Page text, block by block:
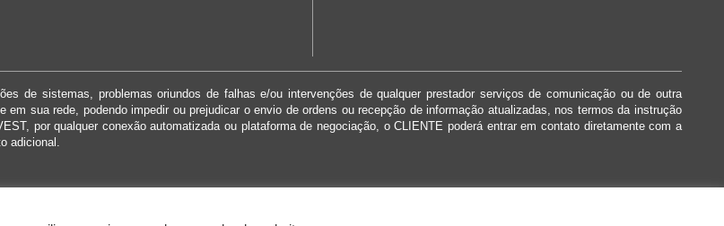
de sistemas, problemas oriundos de falhas e/ou intervenções de qualquer prestador serviços de comunicação ou de outra
sua rede, podendo impedir ou prejudicar o envio de ordens ou recepção de informação atualizadas, nos termos da instrução
por qualquer conexão automatizada ou plataforma de negociação, o CLIENTE poderá entrar em contato diretamente com a
adicional.